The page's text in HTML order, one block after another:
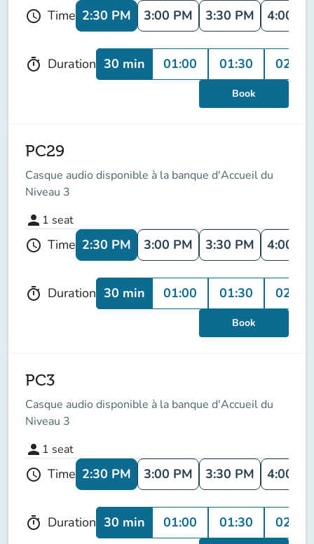
schedule Time 2:30 PM 3:00 PM 3:30 PM 4:00
timer Duration 30 min 01:00 01:30 02:00
Book
PC29
Casque audio disponible à la banque d'Accueil du
Niveau 3
person 1 seat
schedule Time 2:30 PM 3:00 PM 3:30 PM 4:00
timer Duration 30 min 01:00 01:30 02:00
Book
PC3
Casque audio disponible à la banque d'Accueil du
Niveau 3
person 1 seat
schedule Time 2:30 PM 3:00 PM 3:30 PM 4:00
timer Duration 30 min 01:00 01:30 02:00